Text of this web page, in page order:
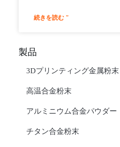
続きを読む "
製品
3Dプリンティング金属粉末
高温合金粉末
アルミニウム合金パウダー
チタン合金粉末